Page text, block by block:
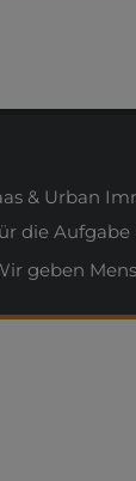
& Urban
die
geben